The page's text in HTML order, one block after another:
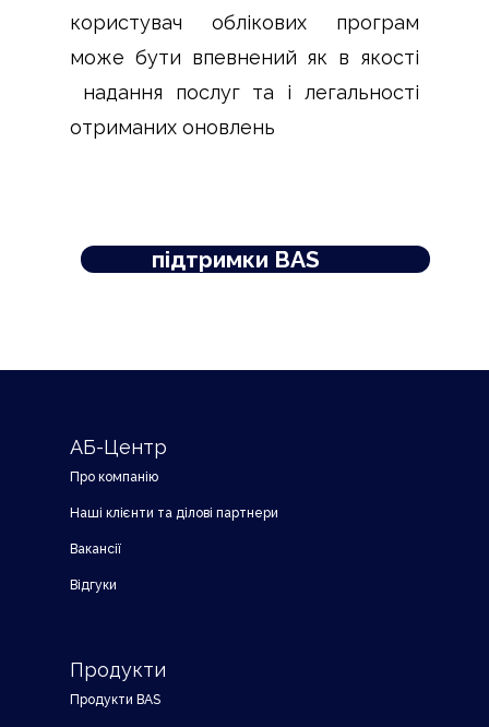
користувач облікових програм
може бути впевнений як в якості
надання послуг та і легальності
отриманих оновлень
підтримки BAS
АБ-Центр
Про компанію
Наші клієнти та ділові партнери
Вакансії
Відгуки
Продукти
Продукти BAS